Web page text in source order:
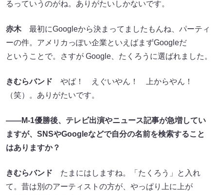
るっていうのがね。ありがたいしかないです。
赤木最初にGoogleから決まってましたもんね、パーティ
ーの件。アメリカっぽい企業といえばまずGoogleだ
ということで。さすが Google、たくろうに選ばれました。
きむらバンド やば！ えぐいやん！ 上からやん！
（笑）。ありがたいです。
――M-1優勝後、テレビ出演やニュース記事が急増してい
ますが、SNSやGoogleなどで自分の名前を検索すること
はありますか？
きむらバンド たまにはしますね。「たくろう」と入れ
て。昔は別のアーティストの方が、やっぱり上に上が